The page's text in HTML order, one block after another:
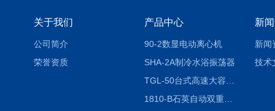
关于我们
公司简介
荣誉资质
产品中心
90-2数显电动离心机
SHA-2A制冷水浴振荡器
1810-B石英自动双重纯水蒸馏水器
新
新闻
技术